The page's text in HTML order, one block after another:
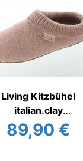
Living Kitzbühel
italian.clay
Hausschuh
89,90 €